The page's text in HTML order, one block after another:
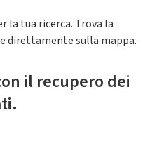
tua ricerca. Trova la
direttamente sulla mappa.
il recupero dei